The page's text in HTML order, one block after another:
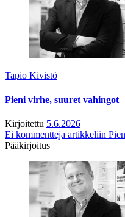
Tapio Kivistö
Pieni virhe, suuret vahingot
Kirjoitettu 5.6.2026
Ei kommentteja artikkeliin
Pääkirjoitus